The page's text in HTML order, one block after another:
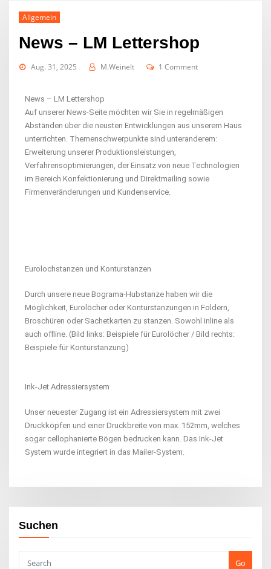
Allgemein
News – LM Lettershop
Aug. 31, 2025 M.Weinelt 1 Comment
News – LM Lettershop
Auf unserer News-Seite möchten wir Sie in regelmäßigen
Abständen über die neusten Entwicklungen aus unserem Haus
unterrichten. Themenschwerpunkte sind unteranderem:
Erweiterung unserer Produktionsleistungen,
Verfahrensoptimierungen, der Einsatz von neue Technologien
im Bereich Konfektionierung und Direktmailing sowie
Firmenveränderungen und Kundenservice.
Eurolochstanzen und Konturstanzen
Durch unsere neue Bograma-Hubstanze haben wir die
Möglichkeit, Eurolöcher oder Konturstanzungen in Foldern,
Broschüren oder Sachetkarten zu stanzen. Sowohl inline als
auch offline. (Bild links: Beispiele für Eurolöcher / Bild rechts:
Beispiele für Konturstanzung)
Ink-Jet Adressiersystem
Unser neuester Zugang ist ein Adressiersystem mit zwei
Druckköpfen und einer Druckbreite von max. 152mm, welches
sogar cellophanierte Bögen bedrucken kann. Das Ink-Jet
System wurde integriert in das Mailer-System.
Suchen
Go